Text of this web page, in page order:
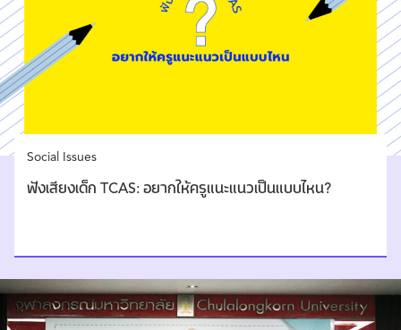
Social Issues
ฟังเสียงเด็ก TCAS: อยากให้ครูแนะแนวเป็นแบบไหน?